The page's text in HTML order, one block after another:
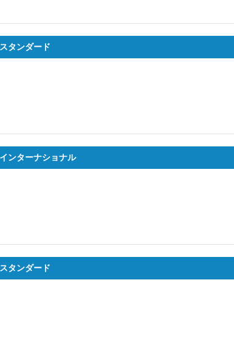
タンダード
ンターナショナル
タンダード